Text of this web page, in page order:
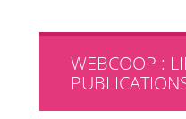
WEBCOOP :